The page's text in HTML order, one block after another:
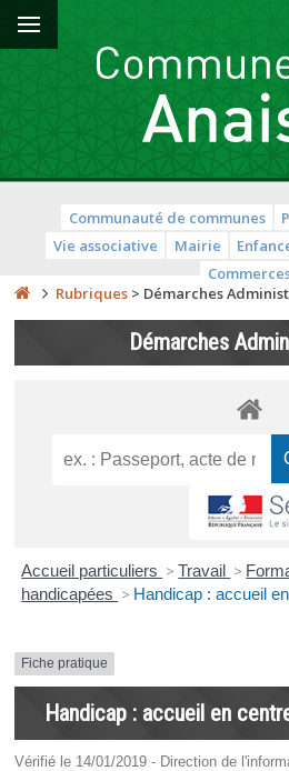
Communauté de communes
Vie associative
Mairie
Rubriques > Démarches
Démarches
Accueil particuliers > Travail >
handicapées > Handicap : accueil
Fiche pratique
Handicap : accueil en
Vérifié le 14/01/2019 - Direction de